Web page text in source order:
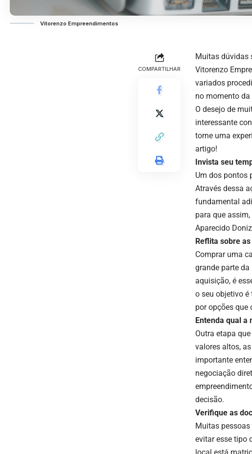
Vitorenzo Empreendimentos
COMPARTILHAR
Muitas dúvidas
Vitorenzo
variados
no momento
O desejo de
interessante
torne uma
artigo!
Invista seu
Um dos pontos
Através dessa
fundamental
para que
Aparecido
Reflita sobre
Comprar uma
grande parte
aquisição, é
o seu objetivo é
por opções que
Entenda qual
Outra etapa
valores altos,
importante
negociação
decisão.
Verifique as
Muitas
evitar esse tipo